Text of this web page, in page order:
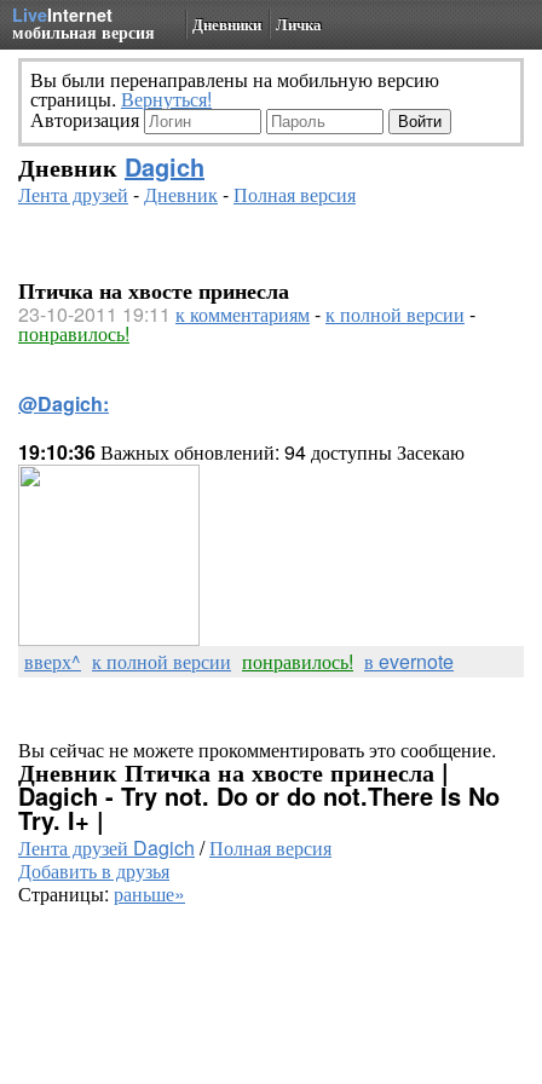
LiveInternet
мобильная версия Дневники Личка
Вы были перенаправлены на мобильную версию
страницы. Вернуться!
Авторизация
Дневник Dagich
Лента друзей -Дневник-Полная версия
Птичка на хвосте принесла
23-10-2011 19:11 к комментариям-к полной версии -
понравилось!
@Dagich:
19:10:36Важных обновлений: 94 доступны Засекаю
вверх^ к полной версии понравилось! в evernote
Вы сейчас не можете прокомментировать это сообщение.
Дневник Птичка на хвосте принесла |
Dagich - Try not. Do or do not.There Is No
Try. I+ |
Лента друзей Dagich /Полная версия
Добавить в друзья
Страницы: раньше»